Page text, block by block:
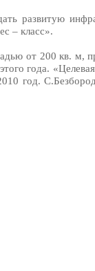
развитую
– класс».
от 200 кв. м,
года.
год.